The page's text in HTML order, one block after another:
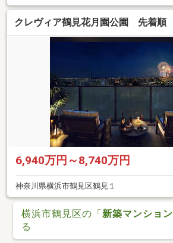
クレヴィア鶴見花月園公園 先着順
6,940万円～8,740万円
神奈川県横浜市鶴見区鶴見１
横浜市鶴見区の「新築マンション
る